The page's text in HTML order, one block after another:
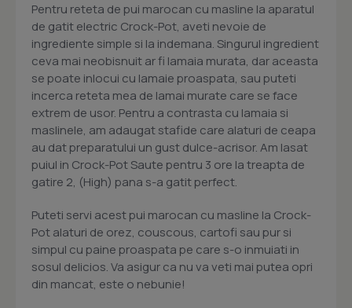
Pentru reteta de pui marocan cu masline la aparatul
de gatit electric Crock-Pot, aveti nevoie de
ingrediente simple si la indemana. Singurul ingredient
ceva mai neobisnuit ar fi lamaia murata, dar aceasta
se poate inlocui cu lamaie proaspata, sau puteti
incerca reteta mea de lamai murate care se face
extrem de usor. Pentru a contrasta cu lamaia si
maslinele, am adaugat stafide care alaturi de ceapa
au dat preparatului un gust dulce-acrisor. Am lasat
puiul in Crock-Pot Saute pentru 3 ore la treapta de
gatire 2, (High) pana s-a gatit perfect.
Puteti servi acest pui marocan cu masline la Crock-
Pot alaturi de orez, couscous, cartofi sau pur si
simpul cu paine proaspata pe care s-o inmuiati in
sosul delicios. Va asigur ca nu va veti mai putea opri
din mancat, este o nebunie!